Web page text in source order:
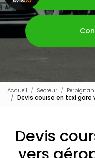
Voir le certificat
Accueil Secteur
Perpignan
Devis course en taxi gare
Devis
vers